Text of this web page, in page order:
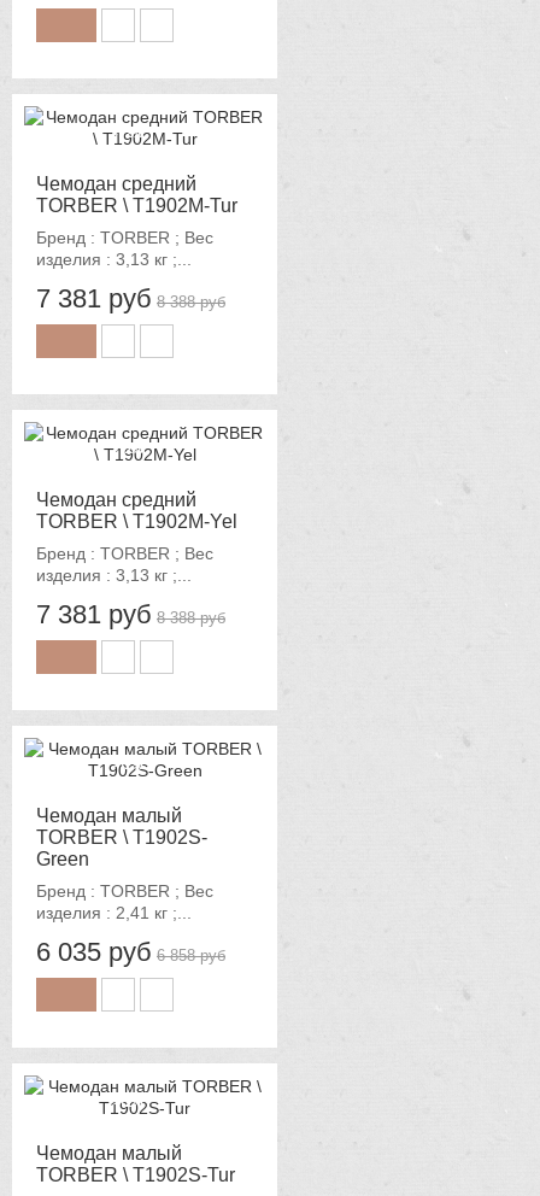
Чемодан средний
TORBER \ T1902M-Tur
Бренд : TORBER ; Вес
изделия : 3,13 кг ;...
7 381 руб
-12%
8 388 руб
Чемодан средний
TORBER \ T1902M-Yel
Бренд : TORBER ; Вес
изделия : 3,13 кг ;...
7 381 руб
-12%
8 388 руб
Чемодан малый
TORBER \ T1902S-
Green
Бренд : TORBER ; Вес
изделия : 2,41 кг ;...
6 035 руб
-12%
6 858 руб
Чемодан малый
TORBER \ T1902S-Tur
-12%